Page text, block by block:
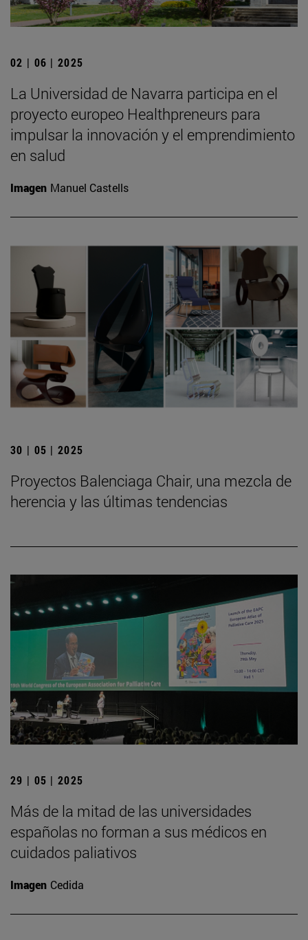
02 | 06 | 2025
La Universidad de Navarra participa en el
proyecto europeo Healthpreneurs para
impulsar la innovación y el emprendimiento
en salud
Imagen Manuel Castells
30 | 05 | 2025
Proyectos Balenciaga Chair, una mezcla de
herencia y las últimas tendencias
29 | 05 | 2025
Más de la mitad de las universidades
españolas no forman a sus médicos en
cuidados paliativos
Imagen Cedida